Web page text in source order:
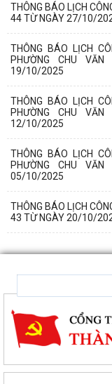
THÔNG BÁO LỊCH
44 TỪ NGÀY 27/10/
THÔNG BÁO LỊCH
PHƯỜNG CHU
19/10/2025
THÔNG BÁO LỊCH
PHƯỜNG CHU
12/10/2025
THÔNG BÁO LỊCH
PHƯỜNG CHU
05/10/2025
THÔNG BÁO LỊCH
43 TỪ NGÀY 20/10/